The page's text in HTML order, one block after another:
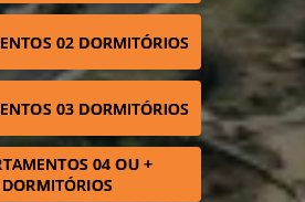
02 DORMITÓRIOS
03 DORMITÓRIOS
04 OU +
DORMITÓRIOS